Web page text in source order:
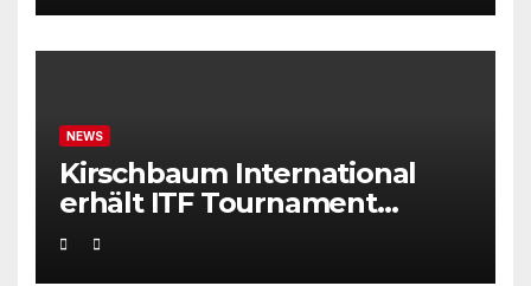
NEWS
Kirschbaum International
erhält ITF Tournament
Recognition Award 2025